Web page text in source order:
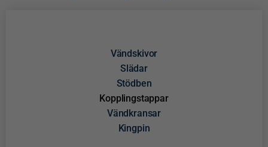
Vändskivor
Slädar
Stödben
Kopplingstappar
Vändkransar
Kingpin